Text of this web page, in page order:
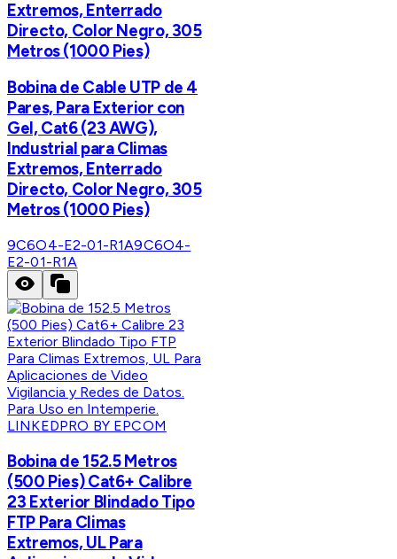
Extremos, Enterrado
Directo, Color Negro, 305
Metros (1000 Pies)
Bobina de Cable UTP de 4
Pares, Para Exterior con
Gel, Cat6 (23 AWG),
Industrial para Climas
Extremos, Enterrado
Directo, Color Negro, 305
Metros (1000 Pies)
9C6O4-E2-01-R1A9C6O4-
E2-01-R1A
LINKEDPRO BY EPCOM
Bobina de 152.5 Metros
(500 Pies) Cat6+ Calibre
23 Exterior Blindado Tipo
FTP Para Climas
Extremos, UL Para